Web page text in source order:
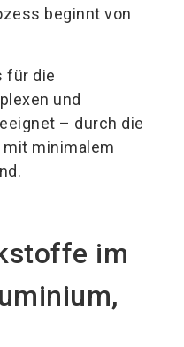
beginnt von
für die
und
– durch die
minimalem
im